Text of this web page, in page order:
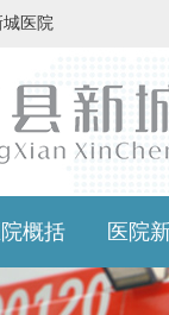
城医院
概括 医院